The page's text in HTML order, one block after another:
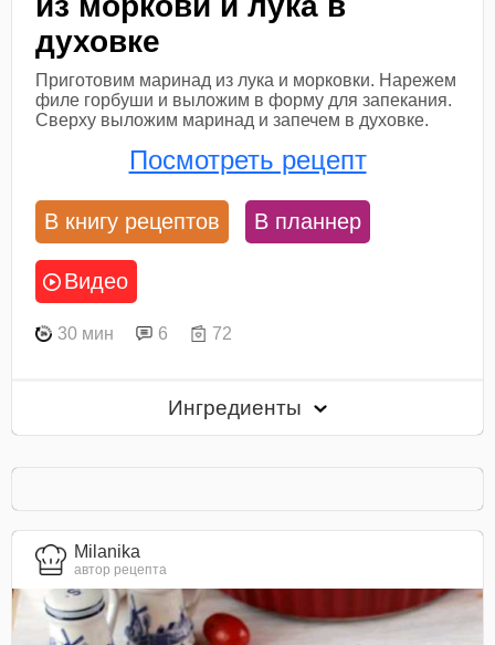
духовке
Приготовим маринад из лука и морковки. Нарежем
филе горбуши и выложим в форму для запекания.
Сверху выложим маринад и запечем в духовке.
Посмотреть рецепт
В книгу рецептов В планнер
Видео
30 мин 6 72
Ингредиенты
Milanika
автор рецепта